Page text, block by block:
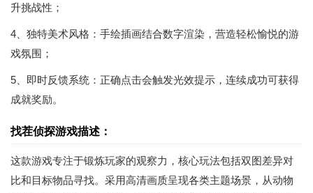
升挑战性；
4、独特美术风格：手绘插画结合数字渲染，营造轻松愉悦的游
戏氛围；
5、即时反馈系统：正确点击会触发光效提示，连续成功可获得
成就奖励。
找茬侦探游戏描述：
这款游戏专注于锻炼玩家的观察力，核心玩法包括双图差异对
比和目标物品寻找。采用高清画质呈现各类主题场景，从动物